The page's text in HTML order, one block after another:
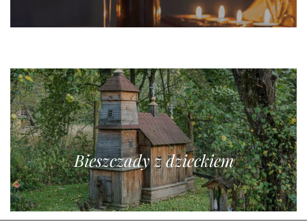
Bieszczady z dzieckiem